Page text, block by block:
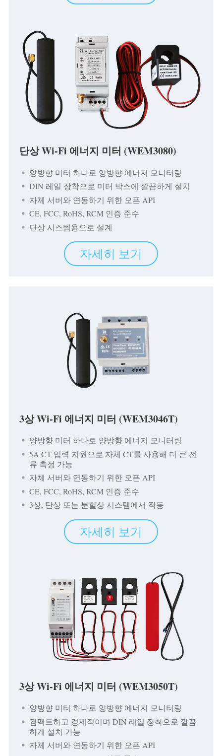
PV 히터 제어 시스템
공장 에너지 모니터링
튜토리얼 비디오
블로그
기여자 센터
IAMMETER 활동
포럼
App Store
사이트 탐색
PV 랭킹
회사 소개
단상 Wi-Fi 에너지 미터 (WEM3080)
양방향 미터 하나로 양방향 에너지 모니터링
DIN 레일 장착으로 미터 박스에 깔끔하게 설치
자체 서버와 연동하기 위한 오픈 API
CE, FCC, RoHS, RCM 인증 준수
단상 시스템용으로 설계
자세히 보기
3상 Wi-Fi 에너지 미터 (WEM3046T)
양방향 미터 하나로 양방향 에너지 모니터링
5A CT 입력 지원으로 자체 CT를 사용해 더 큰 전
류 측정 가능
자체 서버와 연동하기 위한 오픈 API
CE, FCC, RoHS, RCM 인증 준수
3상, 단상 또는 분할상 시스템에서 작동
자세히 보기
3상 Wi-Fi 에너지 미터 (WEM3050T)
양방향 미터 하나로 양방향 에너지 모니터링
컴팩트하고 경제적이며 DIN 레일 장착으로 깔끔
하게 설치 가능
자체 서버와 연동하기 위한 오픈 API